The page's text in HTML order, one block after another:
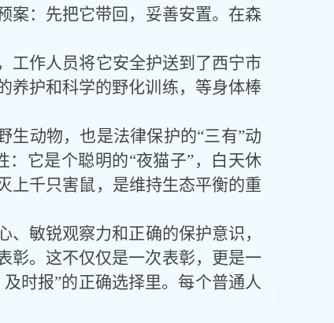
案：先把它带回，妥善安置。在森
工作人员将它安全护送到了西宁市
养护和科学的野化训练，等身体棒
生动物，也是法律保护的“三有”动
它是个聪明的“夜猫子”，白天休
上千只害鼠，是维持生态平衡的重
敏锐观察力和正确的保护意识，
彰。这不仅仅是一次表彰，更是一
及时报”的正确选择里。每个普通人